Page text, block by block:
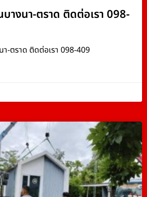
บางนา-ตราด ติดต่อเรา 098-
า-ตราด ติดต่อเรา 098-409